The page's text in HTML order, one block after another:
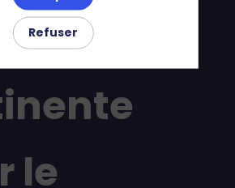
elle
Refuser